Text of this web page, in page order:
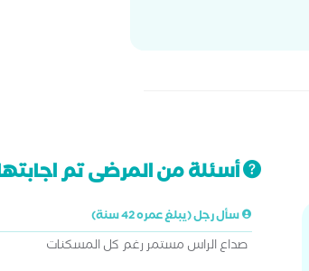
أسئلة من المرضى تم
سأل رجل (يبلغ عمره 42 سنة)
صداع الراس مستمر رغم كل المسكنات